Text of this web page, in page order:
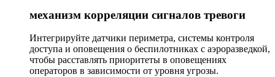
механизм корреляции сигналов тревоги
Интегрируйте датчики периметра, системы контроля
доступа и оповещения о беспилотниках с аэроразведкой,
чтобы расставлять приоритеты в оповещениях
операторов в зависимости от уровня угрозы.